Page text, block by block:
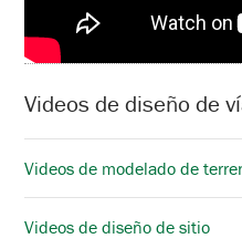
Videos de diseño de
Videos de modelado de
Videos de diseño de sitio